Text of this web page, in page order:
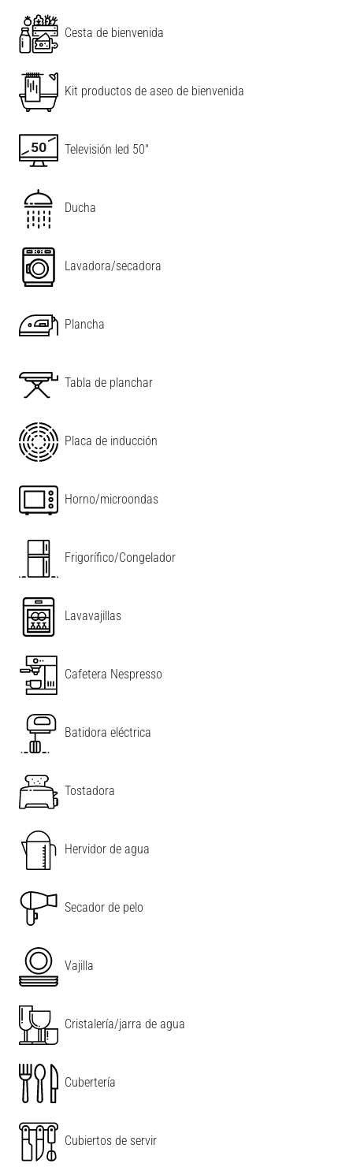
Cesta de bienvenida
Kit productos de aseo de bienvenida
Televisión led 50"
Ducha
Lavadora/secadora
Plancha
Tabla de planchar
Placa de inducción
Horno/microondas
Frigorífico/Congelador
Lavavajillas
Cafetera Nespresso
Batidora eléctrica
Tostadora
Hervidor de agua
Secador de pelo
Vajilla
Cristalería/jarra de agua
Cubertería
Cubiertos de servir